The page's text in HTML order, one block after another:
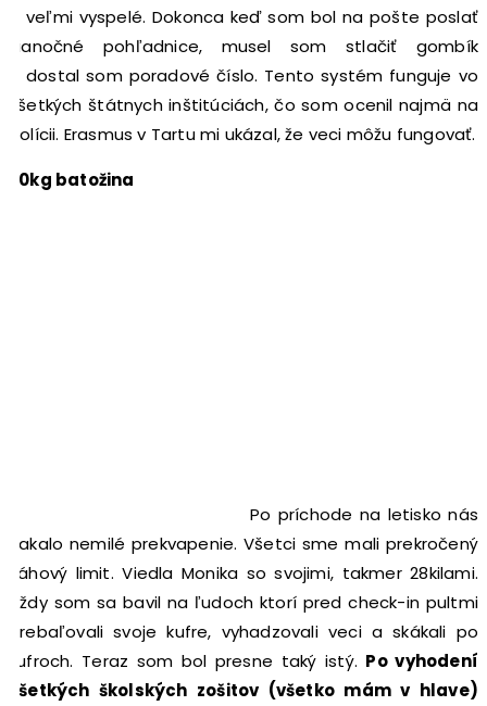
a veľmi vyspelé. Dokonca keď som bol na pošte poslať
vianočné pohľadnice, musel som stlačiť gombík
a dostal som poradové číslo. Tento systém funguje vo
všetkých štátnych inštitúciách, čo som ocenil najmä na
polícii. Erasmus v Tartu mi ukázal, že veci môžu fungovať.
20kg batožina
Po príchode na letisko nás
čakalo nemilé prekvapenie. Všetci sme mali prekročený
váhový limit. Viedla Monika so svojimi, takmer 28kilami.
Vždy som sa bavil na ľudoch ktorí pred check-in pultmi
prebaľovali svoje kufre, vyhadzovali veci a skákali po
kufroch. Teraz som bol presne taký istý. Po vyhodení
všetkých školských zošitov (všetko mám v hlave)